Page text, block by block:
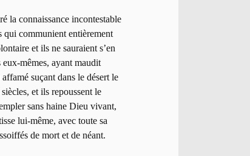
la connaissance incontestable
qui communient entièrement
et ils ne sauraient s’en
mêmes, ayant maudit
suçant dans le désert le
et ils repoussent le
sans haine Dieu vivant,
lui-même, avec toute sa
de mort et de néant.